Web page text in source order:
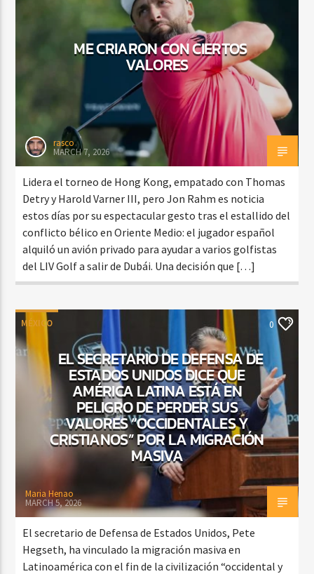
CURRENT SHOW
SALSA MATUTINA
9:00 AM
ME CRIARON CON CIERTOS
VALORES
rasco
MARCH 7, 2026
Lidera el torneo de Hong Kong, empatado con Thomas
Detry y Harold Varner III, pero Jon Rahm es noticia
estos días por su espectacular gesto tras el estallido del
conflicto bélico en Oriente Medio: el jugador español
alquiló un avión privado para ayudar a varios golfistas
del LIV Golf a salir de Dubái. Una decisión que […]
MÉXICO 0
EL SECRETARIO DE DEFENSA DE
ESTADOS UNIDOS DICE QUE
AMÉRICA LATINA ESTÁ EN
PELIGRO DE PERDER SUS
VALORES “OCCIDENTALES Y
CRISTIANOS” POR LA MIGRACIÓN
MASIVA
Maria Henao
MARCH 5, 2026
El secretario de Defensa de Estados Unidos, Pete
Hegseth, ha vinculado la migración masiva en
Latinoamérica con el fin de la civilización “occidental y